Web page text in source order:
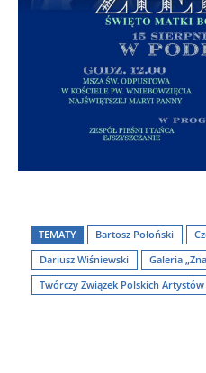
TEMATY Bartosz Połoński
Dariusz Wiśniewski
Galeria
Twórczy Związek Polskich